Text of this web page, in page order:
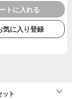
トに入れる
気に入り登録
ト